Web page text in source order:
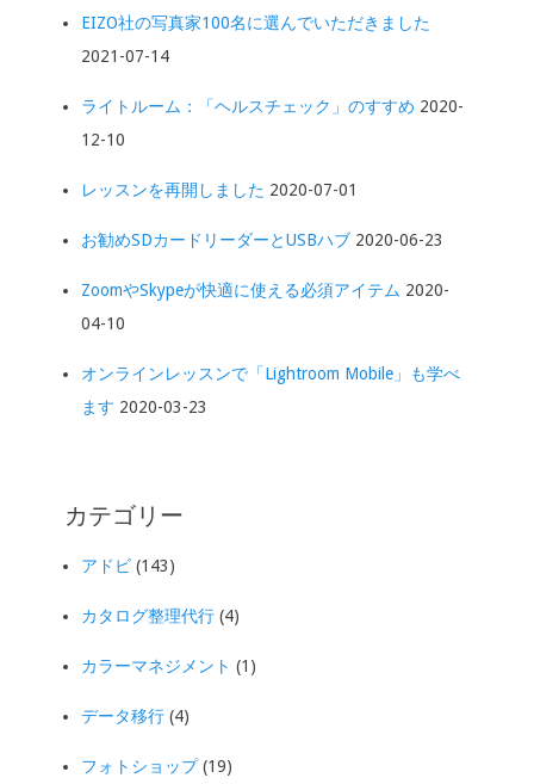
EIZO社の写真家100名に選んでいただきました
2021-07-14
ライトルーム：「ヘルスチェック」のすすめ 2020-
12-10
レッスンを再開しました 2020-07-01
お勧めSDカードリーダーとUSBハブ 2020-06-23
ZoomやSkypeが快適に使える必須アイテム 2020-
04-10
オンラインレッスンで「Lightroom Mobile」も学べ
ます 2020-03-23
カテゴリー
アドビ (143)
カタログ整理代行 (4)
カラーマネジメント (1)
データ移行 (4)
フォトショップ(19)